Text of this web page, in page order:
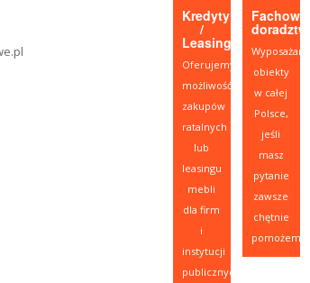
Kredyty
/
Leasing
Oferujemy
możliwość
zakupów
ratalnych
lub
leasingu
mebli
dla firm
i
instytucji
publicznych.
Fachowe
doradztwo
Wyposażamy
obiekty
w całej
Polsce,
jeśli
masz
pytanie
zawsze
chętnie
pomożemy.